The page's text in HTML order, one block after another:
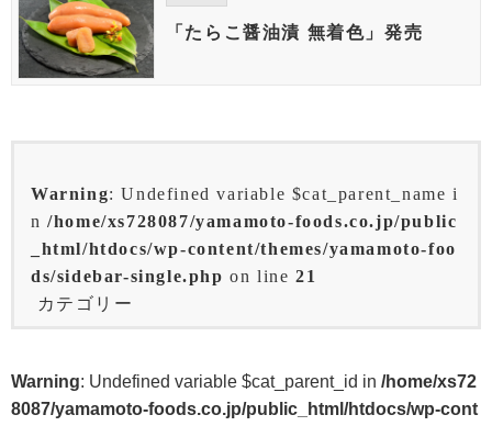
「たらこ醤油漬 無着色」発売
Warning: Undefined variable $cat_parent_name i
n/home/xs728087/yamamoto-foods.co.jp/public
_html/htdocs/wp-content/themes/yamamoto-foo
ds/sidebar-single.php on line21
カテゴリー
Warning: Undefined variable $cat_parent_id in /home/xs72
8087/yamamoto-foods.co.jp/public_html/htdocs/wp-cont